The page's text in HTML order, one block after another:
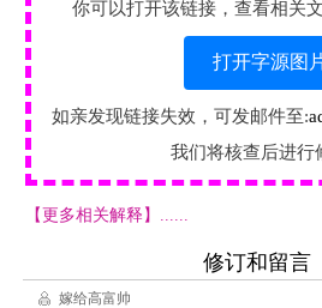
你可以打开该链接，查看相关
打开字源图
如亲发现链接失效，可发邮件至:
我们将核查后进行
【更多相关解释】......